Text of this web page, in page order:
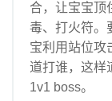
合，让宝宝顶
毒、打火符。
宝利用站位攻
道打谁，这样
1v1 boss。